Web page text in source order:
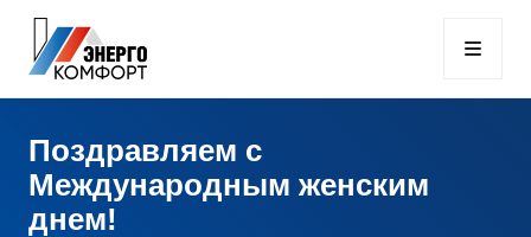
Поздравляем с
Международным женским
днем!